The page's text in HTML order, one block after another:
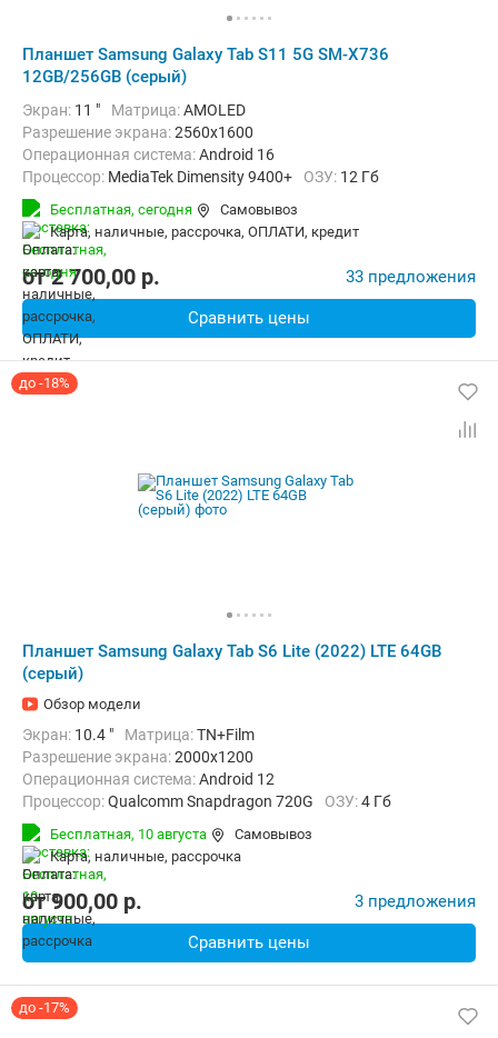
Планшет Samsung Galaxy Tab S11 5G SM-X736
12GB/256GB (серый)
Экран: 11 " Матрица:AMOLED
Разрешение экрана:2560x1600
Операционная система:Android 16
Процессор: MediaTek Dimensity 9400+ ОЗУ: 12 Гб
Встроенная память:
Беспроводная связь:
4G (LTE), 5G, Bluetooth, Wi-Fi
Комплектация:
Перо (стилус) 471 г
Бесплатная, сегодня
Самовывоз
карта, наличные, рассрочка, ОПЛАТИ, кредит
от2 700,00 p. 33 предложения
Сравнить цены
до -18%
Планшет Samsung Galaxy Tab S6 Lite (2022) LTE 64GB
(серый)
Обзор модели
Экран: 10.4 " Матрица:TN+Film
Разрешение экрана:2000x1200
Операционная система:Android 12
Процессор:Qualcomm Snapdragon 720G ОЗУ:4 Гб
Встроенная память:
Беспроводная связь:4G (LTE), Bluetooth, Wi-Fi
Комплектация:
Перо (стилус)
Бесплатная, 10 августа
Самовывоз
карта, наличные, рассрочка
от900,00 p. 3 предложения
Сравнить цены
до -17%